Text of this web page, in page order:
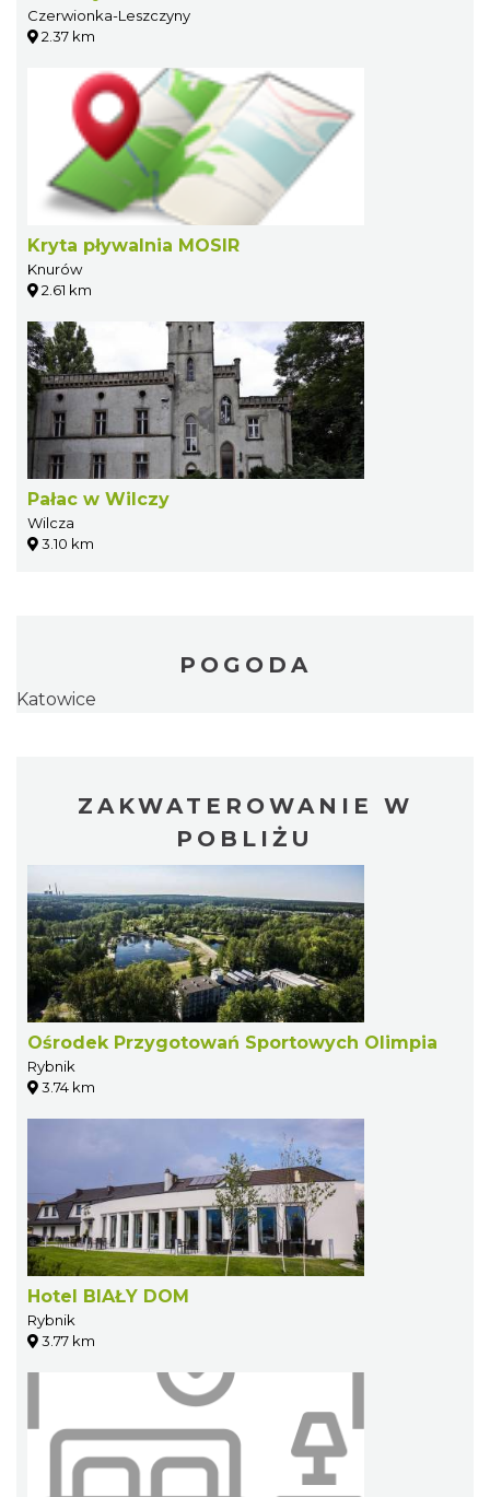
Czerwionka-Leszczyny
2.37 km
Kryta pływalnia MOSIR
Knurów
2.61 km
Pałac w Wilczy
Wilcza
3.10 km
POGODA
Katowice
ZAKWATEROWANIE W
POBLIŻU
Ośrodek Przygotowań Sportowych Olimpia
Rybnik
3.74 km
Hotel BIAŁY DOM
Rybnik
3.77 km